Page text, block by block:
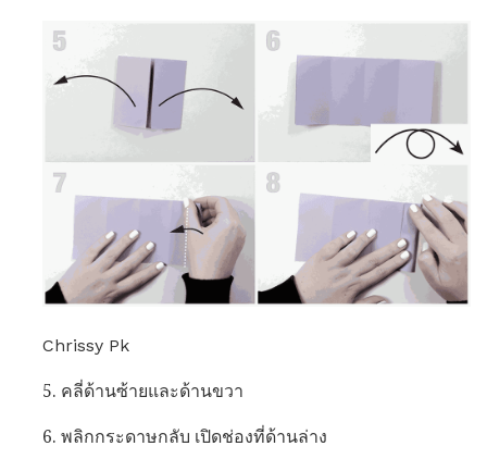
Chrissy Pk
5. คลี่ด้านซ้ายและด้านขวา
6. พลิกกระดาษกลับ เปิดช่องที่ด้านล่าง